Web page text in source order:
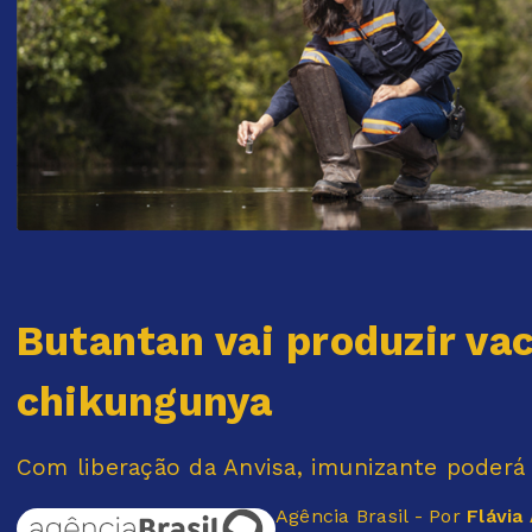
Butantan vai produzir
chikungunya
Com liberação da Anvisa, imunizante
Agência Brasil - Por Flávia